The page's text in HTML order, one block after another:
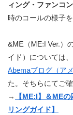
ィング・ファンコン
時のコールの様子
&ME（ME:I Ver.）
イド）については
Abemaブログ（アメ
た。そちらにてご確
→
【ME:I】＆ME
リングガイド】